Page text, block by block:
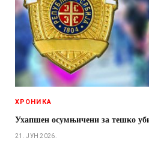
ХРОНИКА
Ухапшен осумњичени за тешко
21. ЈУН 2026.